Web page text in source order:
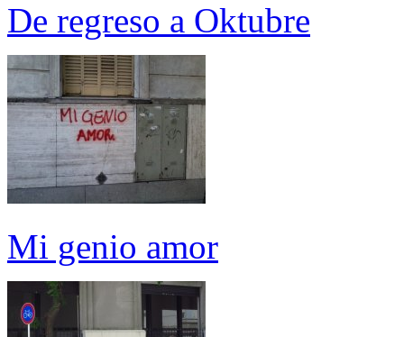
De regreso a Oktubre
Mi genio amor